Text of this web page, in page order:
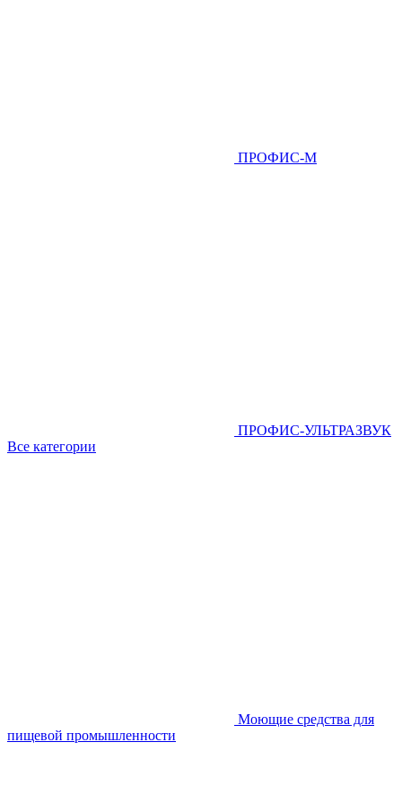
ПРОФИС-М
ПРОФИС-УЛЬТРАЗВУК
Все категории
Моющие средства для
пищевой промышленности